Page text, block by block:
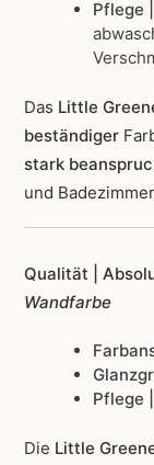
Pflege |
Das Little
beständiger
stark
und
Qualität |
Wandfarbe
Pflege |
Die Little